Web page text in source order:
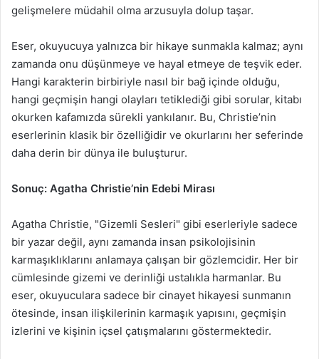
gelişmelere müdahil olma arzusuyla dolup taşar.
Eser, okuyucuya yalnızca bir hikaye sunmakla kalmaz; aynı
zamanda onu düşünmeye ve hayal etmeye de teşvik eder.
Hangi karakterin birbiriyle nasıl bir bağ içinde olduğu,
hangi geçmişin hangi olayları tetiklediği gibi sorular, kitabı
okurken kafamızda sürekli yankılanır. Bu, Christie’nin
eserlerinin klasik bir özelliğidir ve okurlarını her seferinde
daha derin bir dünya ile buluşturur.
Sonuç: Agatha Christie’nin Edebi Mirası
Agatha Christie, "Gizemli Sesleri" gibi eserleriyle sadece
bir yazar değil, aynı zamanda insan psikolojisinin
karmaşıklıklarını anlamaya çalışan bir gözlemcidir. Her bir
cümlesinde gizemi ve derinliği ustalıkla harmanlar. Bu
eser, okuyuculara sadece bir cinayet hikayesi sunmanın
ötesinde, insan ilişkilerinin karmaşık yapısını, geçmişin
izlerini ve kişinin içsel çatışmalarını göstermektedir.